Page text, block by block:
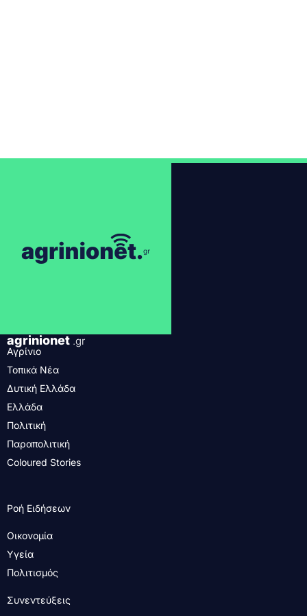
agrinionet .gr
Αγρίνιο
Τοπικά Νέα
Δυτική Ελλάδα
Ελλάδα
Πολιτική
Παραπολιτική
Coloured Stories
Ροή Ειδήσεων
Οικονομία
Υγεία
Πολιτισμός
Συνεντεύξεις